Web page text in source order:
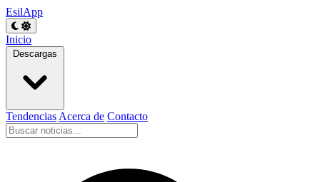
EsilApp
Inicio
Descargas
Tendencias Acerca de Contacto